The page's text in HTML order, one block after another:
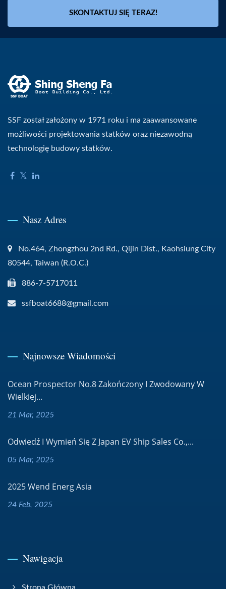
SKONTAKTUJ SIĘ TERAZ!
SSF został założony w 1971 roku i ma zaawansowane
możliwości projektowania statków oraz niezawodną
technologię budowy statków.
Nasz Adres
No.464, Zhongzhou 2nd Rd., Qijin Dist., Kaohsiung City
80544, Taiwan (R.O.C.)
886-7-5717011
ssfboat6688@gmail.com
Najnowsze Wiadomości
Ocean Prospector No.8 Zakończony I Zwodowany W
Wielkiej...
21 Mar, 2025
Odwiedź I Wymień Się Z Japan EV Ship Sales Co.,...
05 Mar, 2025
2025 Wend Energ Asia
24 Feb, 2025
Nawigacja